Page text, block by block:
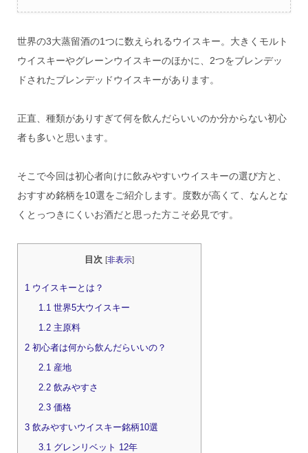
世界の3大蒸留酒の1つに数えられるウイスキー。大きくモルト
ウイスキーやグレーンウイスキーのほかに、2つをブレンデッ
ドされたブレンデッドウイスキーがあります。
正直、種類がありすぎて何を飲んだらいいのか分からない初心
者も多いと思います。
そこで今回は初心者向けに飲みやすいウイスキーの選び方と、
おすすめ銘柄を10選をご紹介します。度数が高くて、なんとな
くとっつきにくいお酒だと思った方こそ必見です。
目次 [非表示]
1 ウイスキーとは？
1.1 世界5大ウイスキー
1.2主原料
2初心者は何から飲んだらいいの？
2.1 産地
2.2飲みやすさ
2.3価格
3飲みやすいウイスキー銘柄10選
3.1 グレンリベット 12年